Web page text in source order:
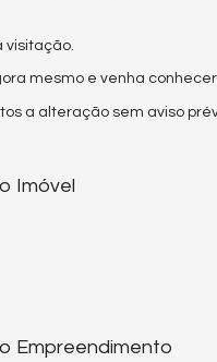
visitação.
mesmo e venha
a alteração sem aviso
Imóvel
Empreendimento